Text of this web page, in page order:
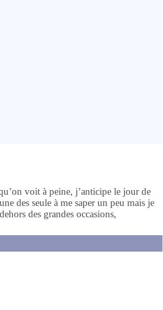
voit à peine, j’anticipe le jour de
des seule à me saper un peu mais je
des grandes occasions,